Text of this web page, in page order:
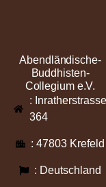
Abendländische-
Buddhisten-
Collegium e.V.
: Inratherstrasse
364
: 47803 Krefeld
: Deutschland